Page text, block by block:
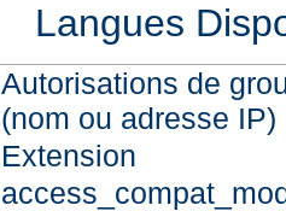
Langues
Autorisations de
(nom ou adresse IP)
Extension